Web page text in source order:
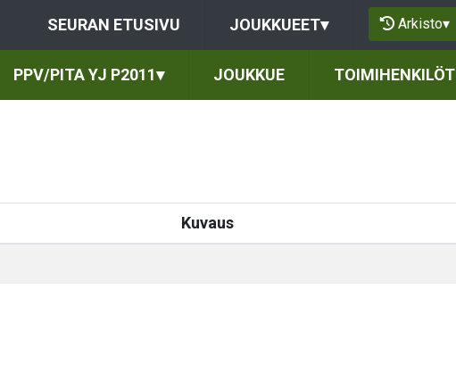
SEURAN ETUSIVU JOUKKUEET▾ Arkisto▾
PPV/PITA YJ P2011▾ JOUKKUE TOIMIHENKILÖT
Kuvaus